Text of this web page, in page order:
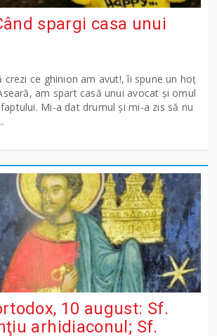
spargi casa unui
crezi ce ghinion am avut!, îi spune un hoţ
am spart casă unui avocat şi omul
Mi-a dat drumul şi mi-a zis să nu
10 august: Sf.
arhidiaconul; Sf.